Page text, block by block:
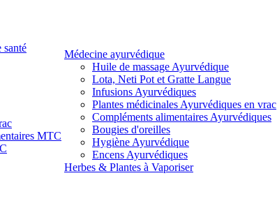
santé
MTC
Médecine ayurvédique
Huile de massage Ayurvédique
Lota, Neti Pot et Gratte Langue
Infusions Ayurvédiques
Plantes médicinales Ayurvédiques en vrac
Compléments alimentaires Ayurvédiques
Bougies d'oreilles
Hygiène Ayurvédique
Encens Ayurvédiques
Herbes & Plantes à Vaporiser